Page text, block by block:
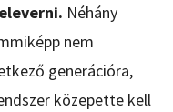
Néhány
nem
generációra,
közepette kell